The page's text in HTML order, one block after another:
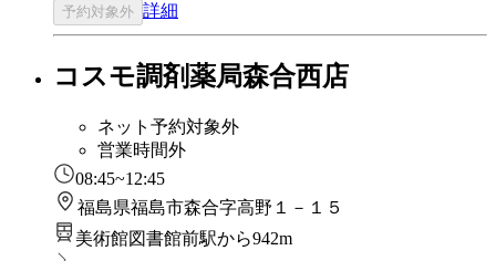
予約対象外 詳細
コスモ調剤薬局森合西店
ネット予約対象外
営業時間外
08:45~12:45
福島県福島市森合字高野１－１５
美術館図書館前駅から942m